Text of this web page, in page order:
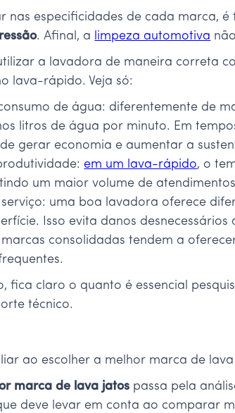
nas especificidades de cada marca,
. Afinal, a limpeza automotiva
a lavadora de maneira correta
lava-rápido. Veja só:
de água: diferentemente de
litros de água por minuto. Em
gerar economia e aumentar a
em um lava-rápido, o
um maior volume de
uma boa lavadora oferece
Isso evita danos
consolidadas tendem a
fica claro o quanto é essencial
técnico.
ao escolher a melhor marca de
marca de lava jatos passa pela
deve levar em conta ao comparar